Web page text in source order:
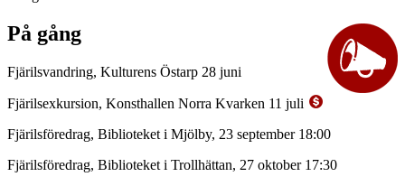
På gång
Fjärilsvandring, Kulturens Östarp 28 juni
Fjärilsexkursion, Konsthallen Norra Kvarken 11 juli
Fjärilsföredrag, Biblioteket i Mjölby, 23 september 18:00
Fjärilsföredrag, Biblioteket i Trollhättan, 27 oktober 17:30